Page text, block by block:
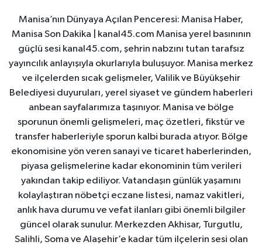
Manisa’nın Dünyaya Açılan Penceresi: Manisa Haber,
Manisa Son Dakika | kanal45.com Manisa yerel basınının
güçlü sesi kanal45.com, şehrin nabzını tutan tarafsız
yayıncılık anlayışıyla okurlarıyla buluşuyor. Manisa merkez
ve ilçelerden sıcak gelişmeler, Valilik ve Büyükşehir
Belediyesi duyuruları, yerel siyaset ve gündem haberleri
anbean sayfalarımıza taşınıyor. Manisa ve bölge
sporunun önemli gelişmeleri, maç özetleri, fikstür ve
transfer haberleriyle sporun kalbi burada atıyor. Bölge
ekonomisine yön veren sanayi ve ticaret haberlerinden,
piyasa gelişmelerine kadar ekonominin tüm verileri
yakından takip ediliyor. Vatandaşın günlük yaşamını
kolaylaştıran nöbetçi eczane listesi, namaz vakitleri,
anlık hava durumu ve vefat ilanları gibi önemli bilgiler
güncel olarak sunulur. Merkezden Akhisar, Turgutlu,
Salihli, Soma ve Alaşehir’e kadar tüm ilçelerin sesi olan